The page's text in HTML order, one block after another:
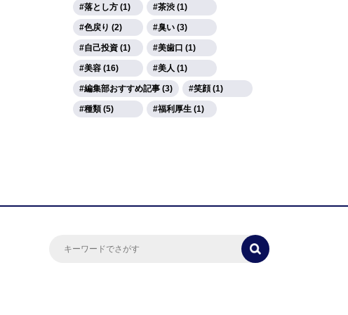
落とし方 (1) 茶渋 (1)
色戻り (2) 臭い (3)
自己投資 (1) 美歯口 (1)
美容 (16) 美人 (1)
編集部おすすめ記事 (3) 笑顔 (1)
種類 (5) 福利厚生 (1)